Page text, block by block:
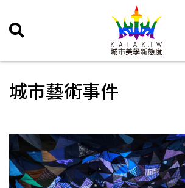
城市藝術事件